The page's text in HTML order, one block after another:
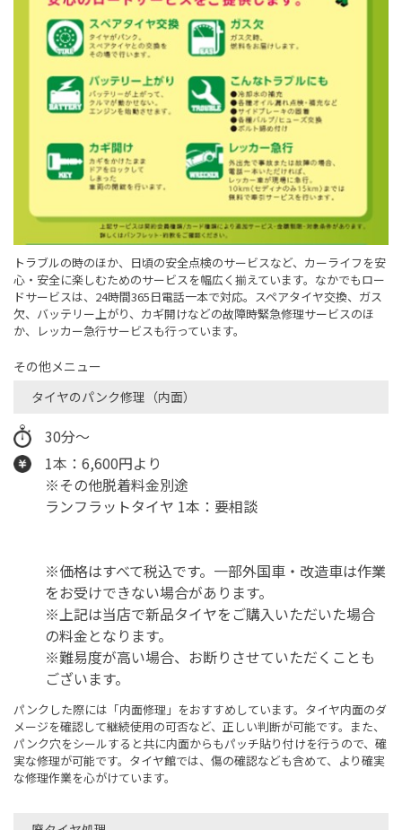
トラブルの時のほか、日頃の安全点検のサービスなど、カーライフを安
心・安全に楽しむためのサービスを幅広く揃えています。なかでもロー
ドサービスは、24時間365日電話一本で対応。スペアタイヤ交換、ガス
欠、バッテリー上がり、カギ開けなどの故障時緊急修理サービスのほ
か、レッカー急行サービスも行っています。
その他メニュー
タイヤのパンク修理（内面）
30分～
1本：6,600円より
※その他脱着料金別途
ランフラットタイヤ 1本：要相談
※価格はすべて税込です。一部外国車・改造車は作業
をお受けできない場合があります。
※上記は当店で新品タイヤをご購入いただいた場合
の料金となります。
※難易度が高い場合、お断りさせていただくことも
ございます。
パンクした際には「内面修理」をおすすめしています。タイヤ内面のダ
メージを確認して継続使用の可否など、正しい判断が可能です。また、
パンク穴をシールすると共に内面からもパッチ貼り付けを行うので、確
実な修理が可能です。タイヤ館では、傷の確認なども含めて、より確実
な修理作業を心がけています。